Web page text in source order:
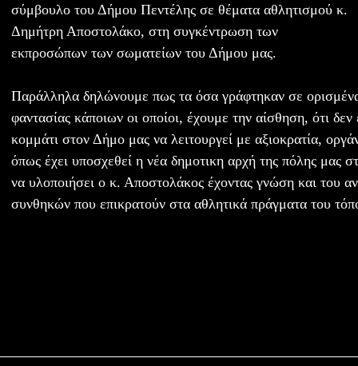
σύμβουλο του Δήμου Πεντέλης σε θέματα αθλητισμού κ.
Δημήτρη Αποστολάκο, στη συγκέντρωση των
εκπροσώπων των σωματείων του Δήμου μας.
Παράλληλα δηλώνουμε πως τα όσα γράφτηκαν σε
φαντασίας κάποιων οι οποίοι, έχουμε την αίσθηση, ότι
κομμάτι στον Δήμο μας να λειτουργεί με αξιοκρατία,
όπως έχει υποσχεθεί η νέα δημοτικη αρχή της πόλης μας
να υλοποιήσει ο κ. Αποστολάκος έχοντας γνώση και του
συνθηκών που επικρατούν στα αθλητικά πράγματα του